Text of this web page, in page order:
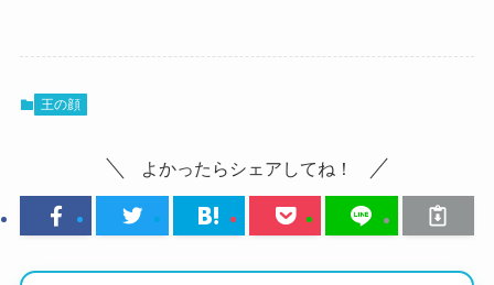
王の顔
よかったらシェアしてね！